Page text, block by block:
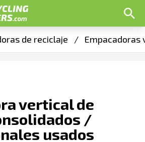
de reciclaje /
vertical de
/
usados